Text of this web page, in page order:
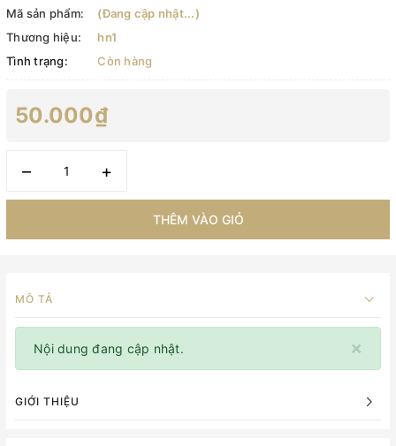
Mã sản phẩm:
(Đang cập nhật...)
Thương hiệu:
hn1
Tình trạng:
Còn hàng
50.000₫
– +
THÊM VÀO GIỎ
MÔ TẢ
×
Nội dung đang cập nhật.
GIỚI THIỆU